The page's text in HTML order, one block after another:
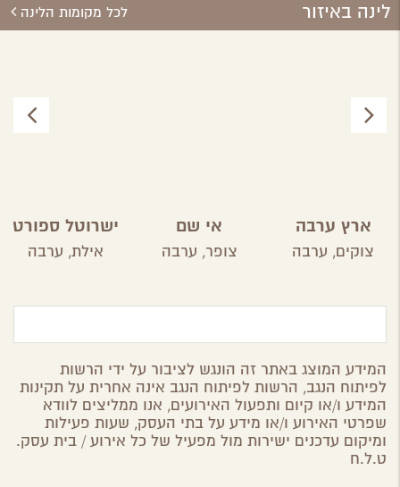
לינה באיזור לכל מקומות הלינה
ארץ ערבה
צוקים, ערבה
אי שם
צופר, ערבה
ישרוטל ספורט
קלאבאילת, ערבה
המידע המוצג באתר זה הונגש לציבור על ידי הרשות
לפיתוח הנגב, הרשות לפיתוח הנגב אינה אחרית על תקינות
המידע ו/או קיום ותפעול האירועים, אנו ממליצים לוודא
שפרטי האירוע ו/או מידע על בתי העסק, שעות פעילות
ומיקום עדכנים ישירות מול מפעיל של כל אירוע / בית עסק.
ט.ל.ח